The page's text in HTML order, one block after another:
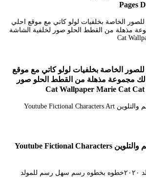
Pages
الخاصة بخلفيات لولو كاتي مع موقع
مجموعة مذهلة من القطط الحلو صور
رسم سهل تعليم الرسم والتلوين Youtube Fictional Characters